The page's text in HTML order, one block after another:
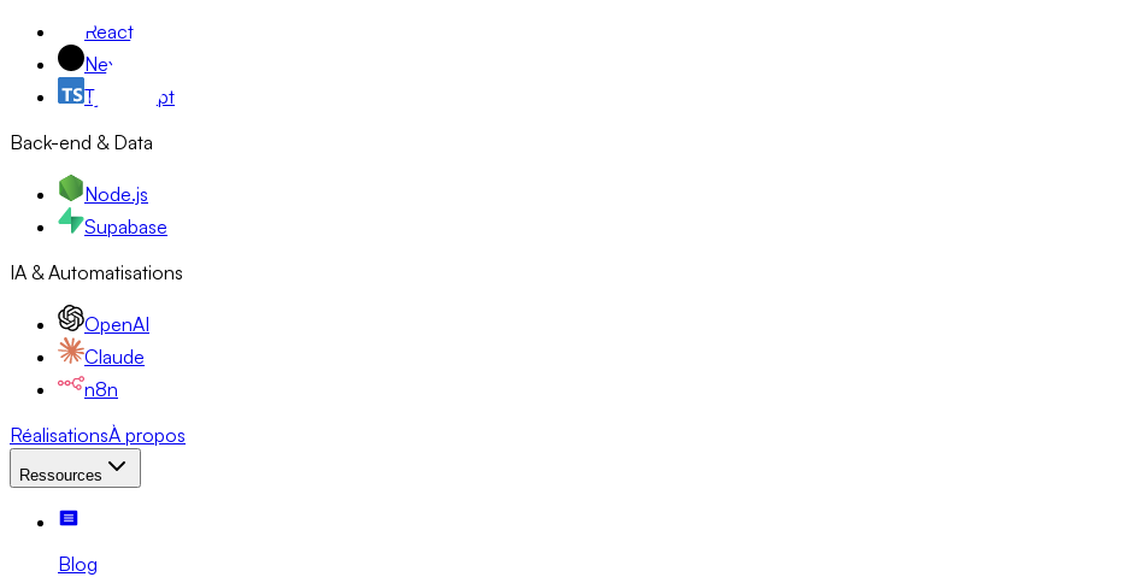
React
Next.js
TypeScript
Back-end & Data
Node.js
Supabase
IA & Automatisations
OpenAI
Claude
n8n
RéalisationsÀ propos
Ressources
Blog